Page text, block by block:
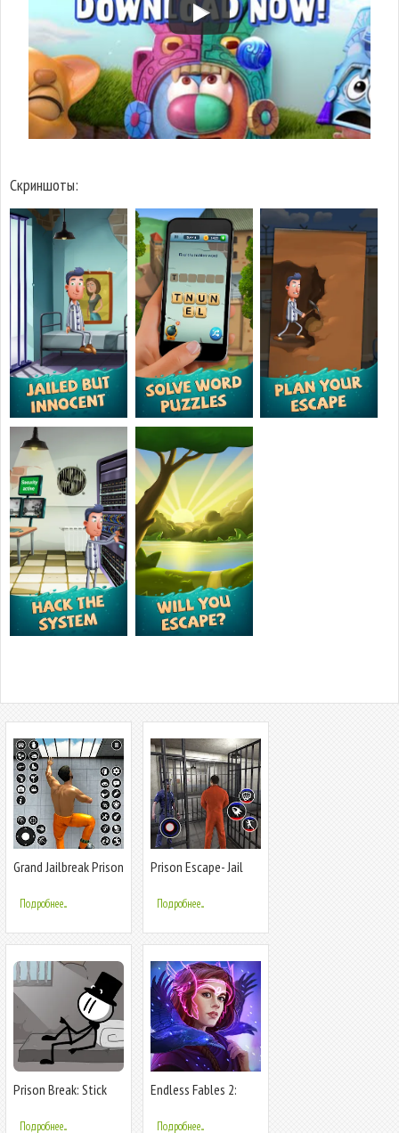
Скриншоты:
Grand Jailbreak Prison
Подробнее...
Prison Escape- Jail
Подробнее...
Prison Break: Stick
Подробнее...
Endless Fables 2:
Подробнее...